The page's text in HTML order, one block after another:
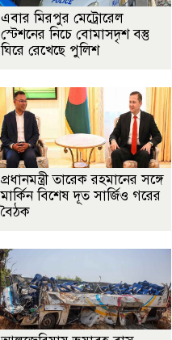
এবার মিরপুর মেট্রোরেল
স্টেশনের নিচে বোমাসদৃশ বস্তু
ঘিরে রেখেছে পুলিশ
প্রধানমন্ত্রী তারেক রহমানের সঙ্গে
মার্কিন বিশেষ দূত সার্জিও গরের
বৈঠক